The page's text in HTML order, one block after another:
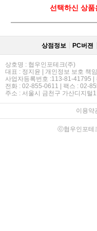
선택하신 상
상점정보 PC버젼
상호명 : 협우인포테크(주)
대표 : 정지윤 | 개인정보 보호 책
사업자등록번호 :113-81-41795
전화 : 02-855-0611 | 팩스 : 02-
주소 : 서울시 금천구 가산디지털
이용약
ⓒ협우인포테